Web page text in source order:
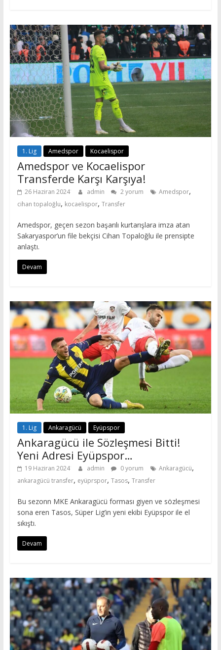
1. Lig Amedspor Kocaelispor
Amedspor ve Kocaelispor
Transferde Karşı Karşıya!
26 Haziran 2024 admin 2 yorum Amedspor,
cihan topaloğlu, kocaelispor, Transfer
Amedspor, geçen sezon başarılı kurtarışlara imza atan
Sakaryaspor’un file bekçisi Cihan Topaloğlu ile prensipte
anlaştı.
Devam
1. Lig Ankaragücü Eyüpspor
Ankaragücü ile Sözleşmesi Bitti!
Yeni Adresi Eyüpspor…
19 Haziran 2024 admin 0 yorum Ankaragücü,
ankaragücü transfer, eyüprspor, Tasos, Transfer
Bu sezonn MKE Ankaragücü forması giyen ve sözleşmesi
sona eren Tasos, Süper Lig’in yeni ekibi Eyüpspor ile el
sıkıştı.
Devam